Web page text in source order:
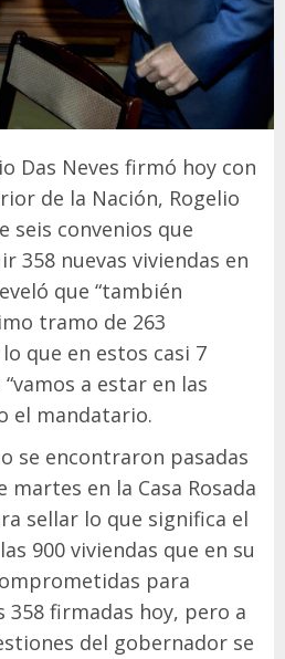
Das Neves firmó hoy con
de la Nación, Rogelio
seis convenios que
358 nuevas viviendas en
que “también
tramo de 263
que en estos casi 7
a estar en las
el mandatario.
se encontraron pasadas
martes en la Casa Rosada
sellar lo que significa el
900 viviendas que en su
para
358 firmadas hoy, pero a
del gobernador se